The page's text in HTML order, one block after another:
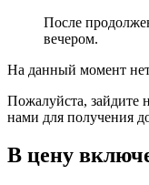
После
вечером.
На данный момент нет
Пожалуйста, зайдите
нами для получения
В цену